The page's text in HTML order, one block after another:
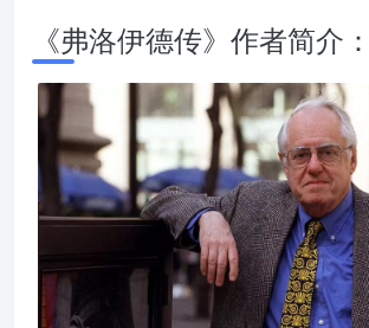
《弗洛伊德传》作者简介：